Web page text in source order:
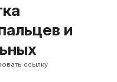
и
ссылку